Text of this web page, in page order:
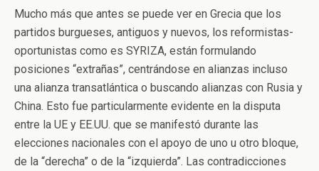
Mucho más que antes se puede ver en Grecia que los
partidos burgueses, antiguos y nuevos, los reformistas-
oportunistas como es SYRIZA, están formulando
posiciones “extrañas”, centrándose en alianzas incluso
una alianza transatlántica o buscando alianzas con Rusia y
China. Esto fue particularmente evidente en la disputa
entre la UE y EE.UU. que se manifestó durante las
elecciones nacionales con el apoyo de uno u otro bloque,
de la “derecha” o de la “izquierda”. Las contradicciones